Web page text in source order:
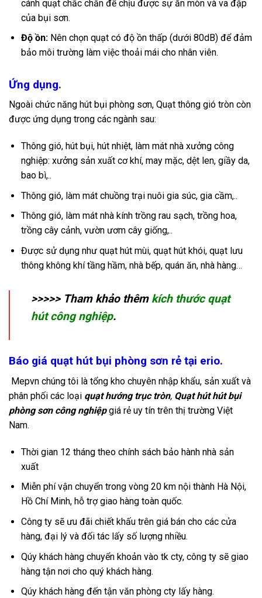
cánh quạt chắc chắn để chịu được sự ăn mòn và va đập
của bụi sơn.
Độ ồn:Nên chọn quạt có độ ồn thấp (dưới 80dB) để đảm
bảo môi trường làm việc thoải mái cho nhân viên.
Ứng dụng.
Ngoài chức năng hút bụi phòng sơn, Quạt thông gió tròn còn
được ứng dụng trong các ngành sau:
Thông gió, hút bụi, hút nhiệt, làm mát nhà xưởng công
nghiệp: xưởng sản xuất cơ khí, may mặc, dệt len, giầy da,
bao bì,..
Thông gió, làm mát chuồng trại nuôi gia súc, gia cầm,..
Thông gió, làm mát nhà kính trồng rau sạch, trồng hoa,
trồng cây cảnh, vườn ươm cây giống,..
Được sử dụng như quạt hút mùi, quạt hút khói, quạt lưu
thông không khí tầng hầm, nhà bếp, quán ăn, nhà hàng…
>>>>> Tham khảo thêm kích thước quạt
hút công nghiệp.
Báo giá quạt hút bụi phòng sơn rẻ tại erio.
Mepvn chúng tôi là tổng kho chuyên nhập khẩu, sản xuất và
phân phối các loại quạt hướng trục tròn, Quạt hút hút bụi
phòng sơn công nghiệpgiá rẻ uy tín trên thị trường Việt
Nam.
Thời gian 12 tháng theo chính sách bảo hành nhà sản
xuất
Miễn phí vận chuyển trong vòng 20 km nội thành Hà Nội,
Hồ Chí Minh, hỗ trợ giao hàng toàn quốc.
Công ty sẽ ưu đãi chiết khấu trên giá bán cho các cửa
hàng, đại lý và đối tác lấy số lượng nhiều.
Qúy khách hàng chuyển khoản vào tk cty, công ty sẽ giao
hàng tận nơi cho quý khách hàng.
Qúy khách hàng đến tận văn phòng cty lấy hàng.